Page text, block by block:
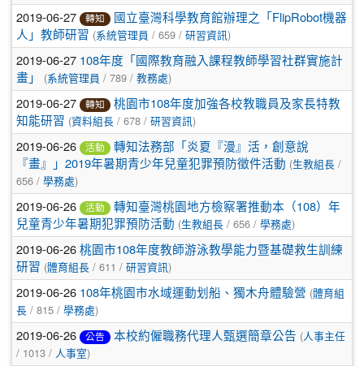
2019-06-27 轉知
國立臺灣科學教育館辦理之「FlipRobot機器
人」教師研習 (系統管理員 / 659 / 研習資訊)
2019-06-27 108年度「國際教育融入課程教師學習社群實施計
畫」
(系統管理員 / 789 / 教務處)
2019-06-27 轉知
桃園市108年度加強各校教職員及家長特教
知能研習 (資料組長 / 678 / 研習資訊)
2019-06-26 活動
轉知法務部「炎夏『漫』活，創意說
『畫』」2019年暑期青少年兒童犯罪預防徵件活動 (生教組長 /
656 / 學務處)
2019-06-26 活動
轉知臺灣桃園地方檢察署推動本（108）年
兒童青少年暑期犯罪預防活動 (生教組長 / 656 / 學務處)
2019-06-26 桃園市108年度教師游泳教學能力暨基礎救生訓練
研習 (體育組長 / 611 / 研習資訊)
2019-06-26 108年桃園市水域運動划船、獨木舟體驗營 (體育組
長 / 815 / 學務處)
2019-06-26 公告 本校約僱職務代理人甄選簡章公告 (人事主任
/ 1013 / 人事室)